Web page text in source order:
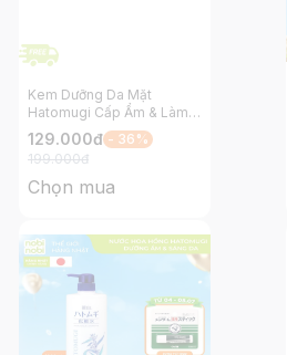
Kem Dưỡng Da Mặt
Hatomugi Cấp Ẩm & Làm
Sáng Da 300g
129.000đ - 36%
199.000đ
Chọn mua